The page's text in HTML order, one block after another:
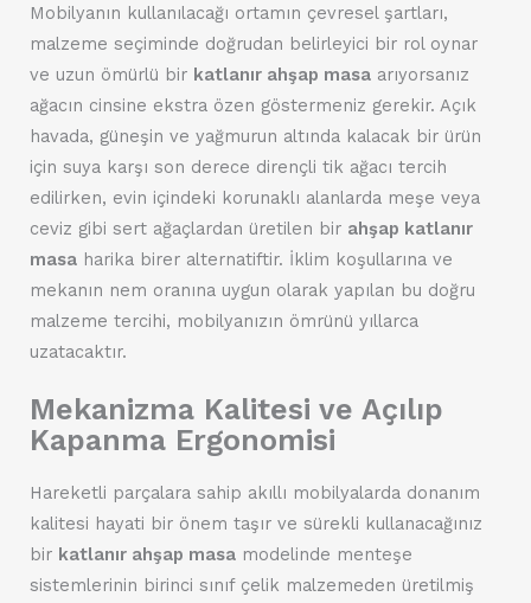
Mobilyanın kullanılacağı ortamın çevresel şartları,
malzeme seçiminde doğrudan belirleyici bir rol oynar
ve uzun ömürlü bir katlanır ahşap masa arıyorsanız
ağacın cinsine ekstra özen göstermeniz gerekir. Açık
havada, güneşin ve yağmurun altında kalacak bir ürün
için suya karşı son derece dirençli tik ağacı tercih
edilirken, evin içindeki korunaklı alanlarda meşe veya
ceviz gibi sert ağaçlardan üretilen bir ahşap katlanır
masa harika birer alternatiftir. İklim koşullarına ve
mekanın nem oranına uygun olarak yapılan bu doğru
malzeme tercihi, mobilyanızın ömrünü yıllarca
uzatacaktır.
Mekanizma Kalitesi ve Açılıp
Kapanma Ergonomisi
Hareketli parçalara sahip akıllı mobilyalarda donanım
kalitesi hayati bir önem taşır ve sürekli kullanacağınız
bir katlanır ahşap masa modelinde menteşe
sistemlerinin birinci sınıf çelik malzemeden üretilmiş